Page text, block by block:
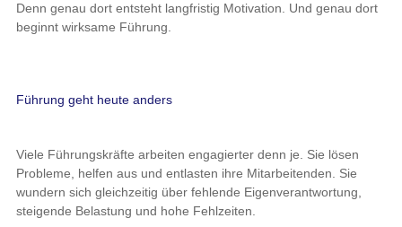
Denn genau dort entsteht langfristig Motivation. Und genau dort
beginnt wirksame Führung.
Führung geht heute anders
Viele Führungskräfte arbeiten engagierter denn je. Sie lösen
Probleme, helfen aus und entlasten ihre Mitarbeitenden. Sie
wundern sich gleichzeitig über fehlende Eigenverantwortung,
steigende Belastung und hohe Fehlzeiten.